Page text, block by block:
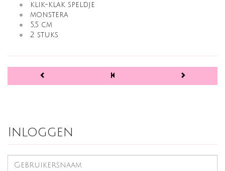
klik-klak speldje
monstera
5,5 cm
2 stuks
Inloggen